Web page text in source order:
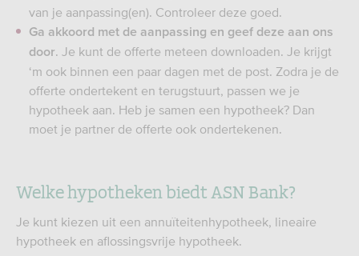
van je aanpassing(en). Controleer deze goed.
Ga akkoord met de aanpassing en geef deze aan ons
door. Je kunt de offerte meteen downloaden. Je krijgt
‘m ook binnen een paar dagen met de post. Zodra je de
offerte ondertekent en terugstuurt, passen we je
hypotheek aan. Heb je samen een hypotheek? Dan
moet je partner de offerte ook ondertekenen.
Welke hypotheken biedt ASN Bank?
Je kunt kiezen uit een annuïteitenhypotheek, lineaire
hypotheek en aflossingsvrije hypotheek.